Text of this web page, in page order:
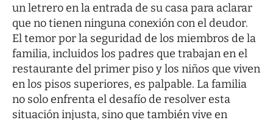
un letrero en la entrada de su casa para aclarar
que no tienen ninguna conexión con el deudor.
El temor por la seguridad de los miembros de la
familia, incluidos los padres que trabajan en el
restaurante del primer piso y los niños que viven
en los pisos superiores, es palpable. La familia
no solo enfrenta el desafío de resolver esta
situación injusta, sino que también vive en